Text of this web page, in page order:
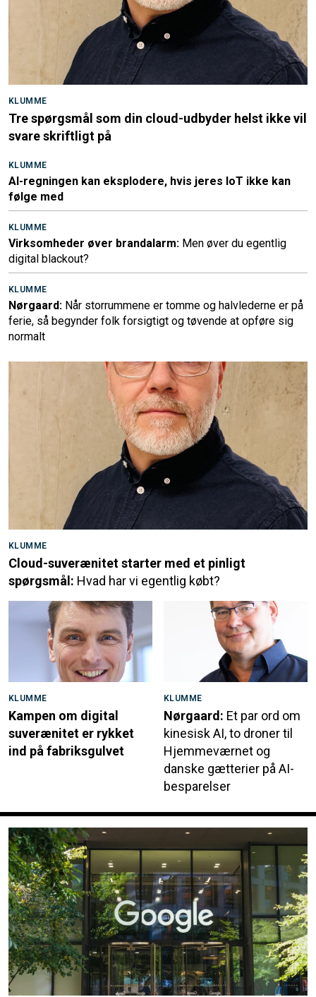
KLUMME
Tre spørgsmål som din cloud-udbyder helst ikke vil
svare skriftligt på
KLUMME
AI-regningen kan eksplodere, hvis jeres IoT ikke kan
følge med
KLUMME
Virksomheder øver brandalarm: Men øver du egentlig
digital blackout?
KLUMME
Nørgaard: Når storrummene er tomme og halvlederne er på
ferie, så begynder folk forsigtigt og tøvende at opføre sig
normalt
KLUMME
Cloud-suverænitet starter med et pinligt
spørgsmål: Hvad har vi egentlig købt?
KLUMME
Kampen om digital
suverænitet er rykket
ind på fabriksgulvet
KLUMME
Nørgaard: Et par ord om
kinesisk AI, to droner til
Hjemmeværnet og
danske gætterier på AI-
besparelser